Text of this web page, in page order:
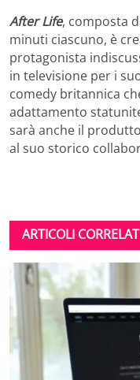
After Life, composta
minuti ciascuno, è
protagonista
in televisione per i
comedy britannica
adattamento
sarà anche il
al suo storico
ARTICOLI